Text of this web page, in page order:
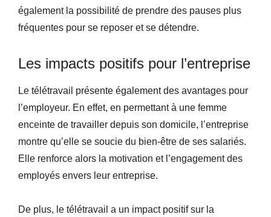
également la possibilité de prendre des pauses plus
fréquentes pour se reposer et se détendre.
Les impacts positifs pour l’entreprise
Le télétravail présente également des avantages pour
l’employeur. En effet, en permettant à une femme
enceinte de travailler depuis son domicile, l’entreprise
montre qu’elle se soucie du bien-être de ses salariés.
Elle renforce alors la motivation et l’engagement des
employés envers leur entreprise.
De plus, le télétravail a un impact positif sur la